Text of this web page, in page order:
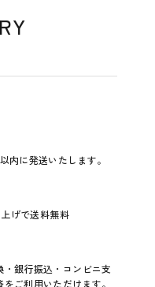
以内に発送いたします。
げで送料無料
・銀行振込・コンビニ支
をご利用いただけます。